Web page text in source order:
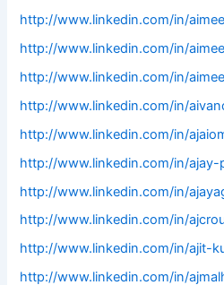
http://www.linkedin.com/in/
http://www.linkedin.com/in/
http://www.linkedin.com/in/
http://www.linkedin.com/in/
http://www.linkedin.com/in/
http://www.linkedin.com/in/ajay-
http://www.linkedin.com/in/
http://www.linkedin.com/in/
http://www.linkedin.com/in/ajit-
http://www.linkedin.com/in/